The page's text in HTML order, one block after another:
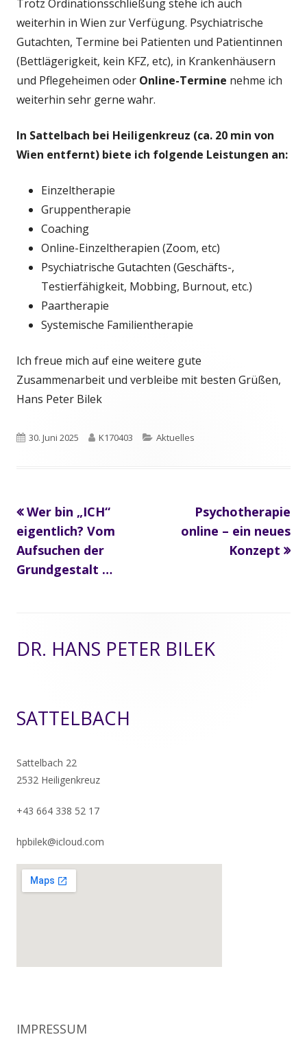
Trotz Ordinationsschließung stehe ich auch
weiterhin in Wien zur Verfügung. Psychiatrische
Gutachten, Termine bei Patienten und Patientinnen
(Bettlägerigkeit, kein KFZ, etc), in Krankenhäusern
und Pflegeheimen oder Online-Termine nehme ich
weiterhin sehr gerne wahr.
In Sattelbach bei Heiligenkreuz (ca. 20 min von
Wien entfernt) biete ich folgende Leistungen an:
Einzeltherapie
Gruppentherapie
Coaching
Online-Einzeltherapien (Zoom, etc)
Psychiatrische Gutachten (Geschäfts-,
Testierfähigkeit, Mobbing, Burnout, etc.)
Paartherapie
Systemische Familientherapie
Ich freue mich auf eine weitere gute
Zusammenarbeit und verbleibe mit besten Grüßen,
Hans Peter Bilek
Veröffentlicht
30. Juni 2025 Autor
K170403 Kategorien
Aktuelles
Beitrags-
Navigation
Vorheriger
Beitrag:
Wer bin „ICH“
eigentlich? Vom
Aufsuchen der
Grundgestalt …
Nächster
Beitrag
Psychotherapie
online – ein neues
Konzept
Inhalt
DR. HANS PETER BILEK
SATTELBACH
Sattelbach 22
2532 Heiligenkreuz
+43 664 338 52 17
hpbilek@icloud.com
IMPRESSUM